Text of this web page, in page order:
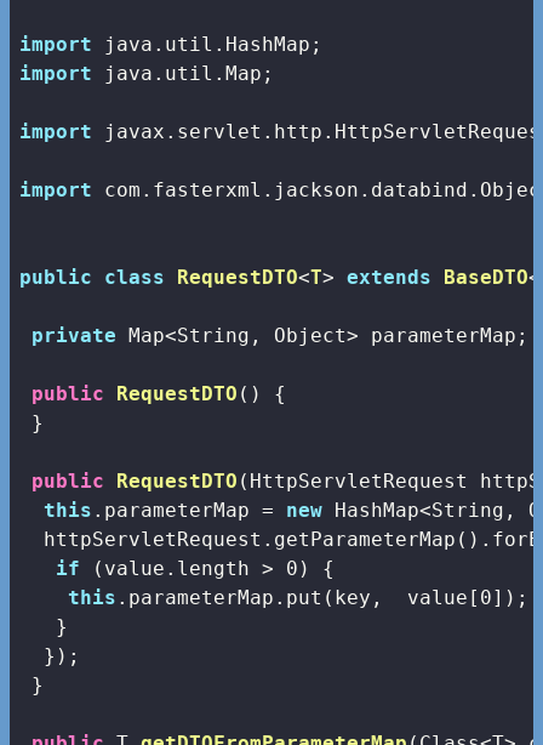
import
import java.util.Map;
import
import
public class RequestDTO<T> extends BaseDTO<
private Map<String, Object> parameterMap;
public RequestDTO ()
{
}
public RequestDTO (HttpServletRequest
this .parameterMap = new HashMap<String,
if (value.length > 0 ) {
this .parameterMap.put(key,  value[ 0
   }
  });
}